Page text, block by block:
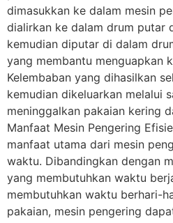
dimasukkan ke dalam mesin
dialirkan ke dalam drum putar
kemudian diputar di dalam
yang membantu menguapkan
Kelembaban yang dihasilkan
kemudian dikeluarkan melalui
meninggalkan pakaian kering
Manfaat Mesin Pengering
manfaat utama dari mesin
waktu. Dibandingkan dengan
yang membutuhkan waktu
membutuhkan waktu berhari-
pakaian, mesin pengering